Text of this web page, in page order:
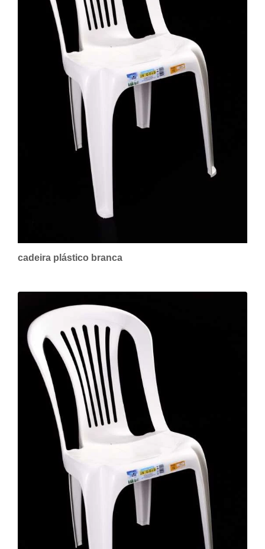
cadeira plástico branca